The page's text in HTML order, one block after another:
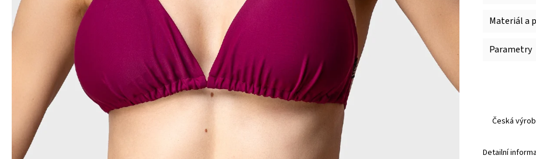
Materiál a
Parametry
Česká
Detailní